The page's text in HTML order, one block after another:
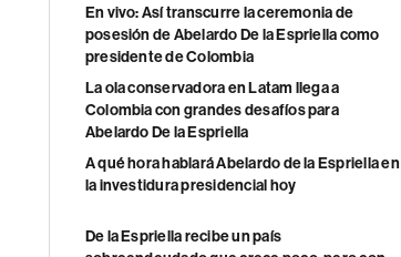
En vivo: Así transcurre la ceremonia de
posesión de Abelardo De la Espriella como
presidente de Colombia
La ola conservadora en Latam llega a
Colombia con grandes desafíos para
Abelardo De la Espriella
A qué hora hablará Abelardo de la Espriella en
la investidura presidencial hoy
De la Espriella recibe un país